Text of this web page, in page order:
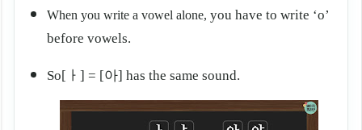
When you write a vowel alone, you have to write ‘o’
before vowels.
So[ㅏ] = [아] has the same sound.